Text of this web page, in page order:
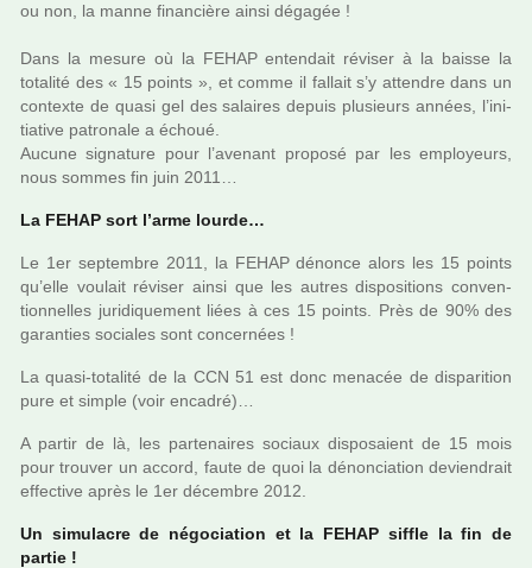
ou non, la manne finan­cière ainsi déga­gée !
Dans la mesure où la FEHAP enten­dait révi­ser à la baisse la
tota­lité des « 15 points », et comme il fal­lait s’y atten­dre dans un
contexte de quasi gel des salai­res depuis plu­sieurs années, l’ini­
tia­tive patro­nale a échoué.
Aucune signa­ture pour l’ave­nant pro­posé par les employeurs,
nous sommes fin juin 2011…
La FEHAP sort l’arme lourde…
Le 1er sep­tem­bre 2011, la FEHAP dénonce alors les 15 points
qu’elle vou­lait révi­ser ainsi que les autres dis­po­si­tions conven­
tion­nel­les juri­di­que­ment liées à ces 15 points. Près de 90% des
garan­ties socia­les sont concer­nées !
La quasi-tota­lité de la CCN 51 est donc mena­cée de dis­pa­ri­tion
pure et simple (voir enca­dré)…
A partir de là, les par­te­nai­res sociaux dis­po­saient de 15 mois
pour trou­ver un accord, faute de quoi la dénon­cia­tion devien­drait
effec­tive après le 1er décem­bre 2012.
Un simu­la­cre de négo­cia­tion et la FEHAP siffle la fin de
partie !